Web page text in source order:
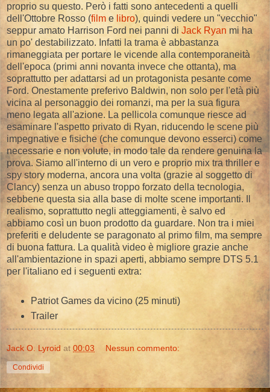
proprio su questo. Però i fatti sono antecedenti a quelli
dell'Ottobre Rosso (film e libro), quindi vedere un "vecchio"
seppur amato Harrison Ford nei panni di Jack Ryan mi ha
un po' destabilizzato. Infatti la trama è abbastanza
rimaneggiata per portare le vicende alla contemporaneità
dell'epoca (primi anni novanta invece che ottanta), ma
soprattutto per adattarsi ad un protagonista pesante come
Ford. Onestamente preferivo Baldwin, non solo per l'età più
vicina al personaggio dei romanzi, ma per la sua figura
meno legata all'azione. La pellicola comunque riesce ad
esaminare l'aspetto privato di Ryan, riducendo le scene più
impegnative e fisiche (che comunque devono esserci) come
necessarie e non volute, in modo tale da rendere genuina la
prova. Siamo all'interno di un vero e proprio mix tra thriller e
spy story moderna, ancora una volta (grazie al soggetto di
Clancy) senza un abuso troppo forzato della tecnologia,
sebbene questa sia alla base di molte scene importanti. Il
realismo, soprattutto negli atteggiamenti, è salvo ed
abbiamo così un buon prodotto da guardare. Non tra i miei
preferiti e deludente se paragonato al primo film, ma sempre
di buona fattura. La qualità video è migliore grazie anche
all'ambientazione in spazi aperti, abbiamo sempre DTS 5.1
per l'italiano ed i seguenti extra:
Patriot Games da vicino (25 minuti)
Trailer
Jack O. Lyroid at 00:03 Nessun commento:
Condividi